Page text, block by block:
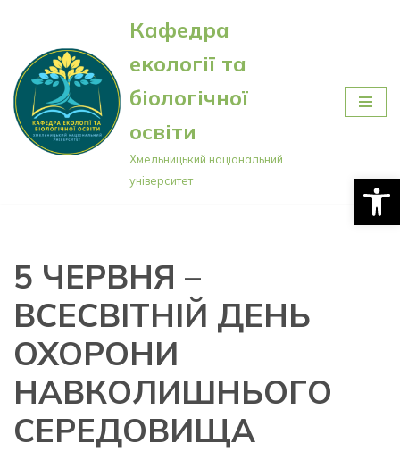
Перейти
до
вмісту
Кафедра
екології та
біологічної
освіти
Хмельницький національний
університет
5 ЧЕРВНЯ –
ВСЕСВІТНІЙ ДЕНЬ
ОХОРОНИ
НАВКОЛИШНЬОГО
СЕРЕДОВИЩА